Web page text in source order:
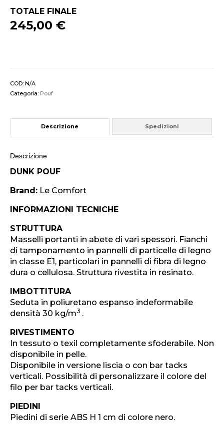
TOTALE FINALE
245,00 €
COD: N/A
Categoria: Pouf
Descrizione Spedizioni
Descrizione
DUNK POUF
Brand: Le Comfort
INFORMAZIONI TECNICHE
STRUTTURA
Masselli portanti in abete di vari spessori. Fianchi
di tamponamento in pannelli di particelle di legno
in classe E1, particolari in pannelli di fibra di legno
dura o cellulosa. Struttura rivestita in resinato.
IMBOTTITURA
Seduta in poliuretano espanso indeformabile
densità 30 kg/m3 .
RIVESTIMENTO
In tessuto o texil completamente sfoderabile. Non
disponibile in pelle.
Disponibile in versione liscia o con bar tacks
verticali. Possibilità di personalizzare il colore del
filo per bar tacks verticali.
PIEDINI
Piedini di serie ABS H 1 cm di colore nero.